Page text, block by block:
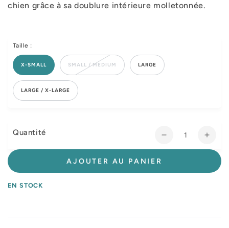
chien grâce à sa doublure intérieure molletonnée.
Taille :
X-SMALL SMALL / MEDIUM LARGE
LARGE / X-LARGE
Quantité
Réduire
la
de
la
de
AJOUTER AU PANIER
EN STOCK